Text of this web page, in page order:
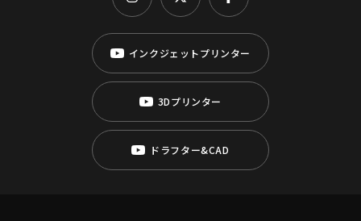
インクジェットプリンター
3Dプリンター
ドラフター&CAD